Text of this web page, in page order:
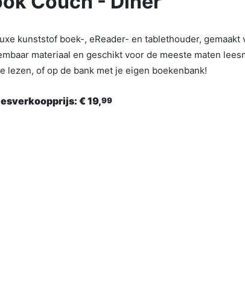
kunststof boek-, eReader- en tablethouder, gemaakt
materiaal en geschikt voor de meeste maten
lezen, of op de bank met je eigen boekenbank!
€ 19,99